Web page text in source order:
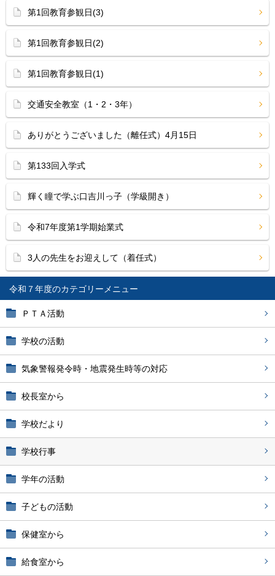
令和７年度
ＰＴＡ活動
学校の活動
気象警報発令時・地震発生時等の対応
校長室から
学校だより
学校行事
学年の活動
子どもの活動
保健室から
給食室から
第1回教育参観日(3)
第1回教育参観日(2)
第1回教育参観日(1)
交通安全教室（1・2・3年）
ありがとうございました（離任式）4月15日
第133回入学式
輝く瞳で学ぶ口吉川っ子（学級開き）
令和7年度第1学期始業式
3人の先生をお迎えして（着任式）